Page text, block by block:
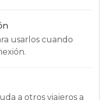
usarlos cuando
a otros viajeros a